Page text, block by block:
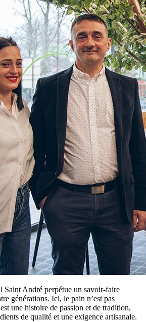
André perpétue un savoir-faire
générations. Ici, le pain n’est pas
une histoire de passion et de tradition,
de qualité et une exigence artisanale.